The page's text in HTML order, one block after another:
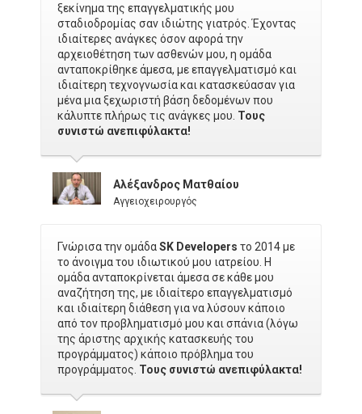
ξεκίνημα της επαγγελματικής μου
σταδιοδρομίας σαν ιδιώτης γιατρός. Έχοντας
ιδιαίτερες ανάγκες όσον αφορά την
αρχειοθέτηση των ασθενών μου, η ομάδα
ανταποκρίθηκε άμεσα, με επαγγελματισμό και
ιδιαίτερη τεχνογνωσία και κατασκεύασαν για
μένα μια ξεχωριστή βάση δεδομένων που
κάλυπτε πλήρως τις ανάγκες μου. Τους
συνιστώ ανεπιφύλακτα!
Αλέξανδρος Ματθαίου
Αγγειοχειρουργός
Γνώρισα την ομάδαSK Developers το 2014 με
το άνοιγμα του ιδιωτικού μου ιατρείου. Η
ομάδα ανταποκρίνεται άμεσα σε κάθε μου
αναζήτηση της, με ιδιαίτερο επαγγελματισμό
και ιδιαίτερη διάθεση για να λύσουν κάποιο
από τον προβληματισμό μου και σπάνια (λόγω
της άριστης αρχικής κατασκευής του
προγράμματος) κάποιο πρόβλημα του
προγράμματος. Τους συνιστώ ανεπιφύλακτα!